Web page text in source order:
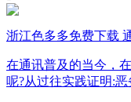
浙江色多多免费下载
在通讯普及的当今
呢?从过往实践证明:恶劣